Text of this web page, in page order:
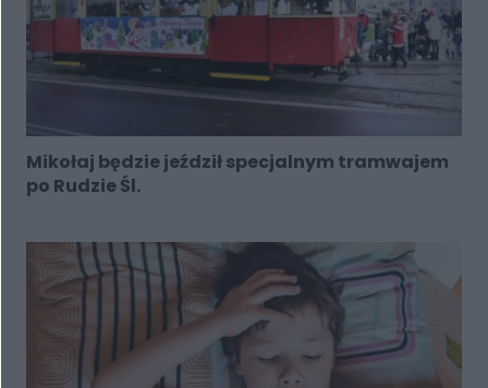
Mikołaj będzie jeździł specjalnym tramwajem
po Rudzie Śl.